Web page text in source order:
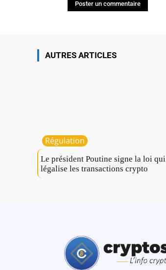
AUTRES ARTICLES
Régulation
Le président Poutine signe la loi qui
légalise les transactions crypto